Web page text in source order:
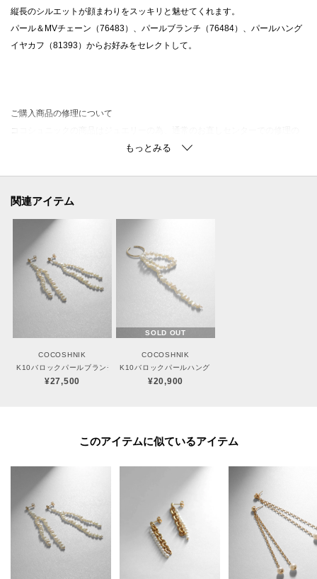
縦長のシルエットが顔まわりをスッキリと魅せてくれます。
パール＆MVチェーン（76483）、パールブランチ（76484）、パールハング
イヤカフ（81393）からお好みをセレクトして。
ご購入商品の修理について
ココシュニックの商品はジュエリーの為、通常のお直しセンターでの修理の
ショップリスト・連絡先はお取り扱いショップ検索でご確認お願い致しま
ご不明な点はココシュニック本部までお問合せ下さい。
TEL：03-5413-5140
工場の生産の都合上、お届け予定が変更になる場合がございます。
発送日の前後については予めご了承ください。
◆商品画像・商品情報について
返品送料はお客様負担になります。）
◆お届け時期の違う予約商品を、複数点カートに入れた場合、カートグルー
プは1つになり、商品が全て揃ってからの発送となります。
各お届け時期毎に、商品の発送をご希望の場合は1点づつカートに入れてご購
入ください。
カートグループについてはこちら
関連アイテム
COCOSHNIK
K10バロックパールブランチ スタッドピアス
¥27,500
SOLD OUT
COCOSHNIK
K10バロックパールハング イヤーカフ
¥20,900
このアイテムに似ているアイテム